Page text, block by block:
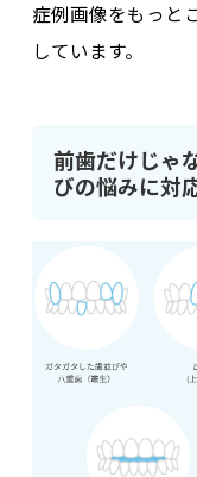
症例画像をもっと
しています。
前歯だけじゃ
びの悩みに対